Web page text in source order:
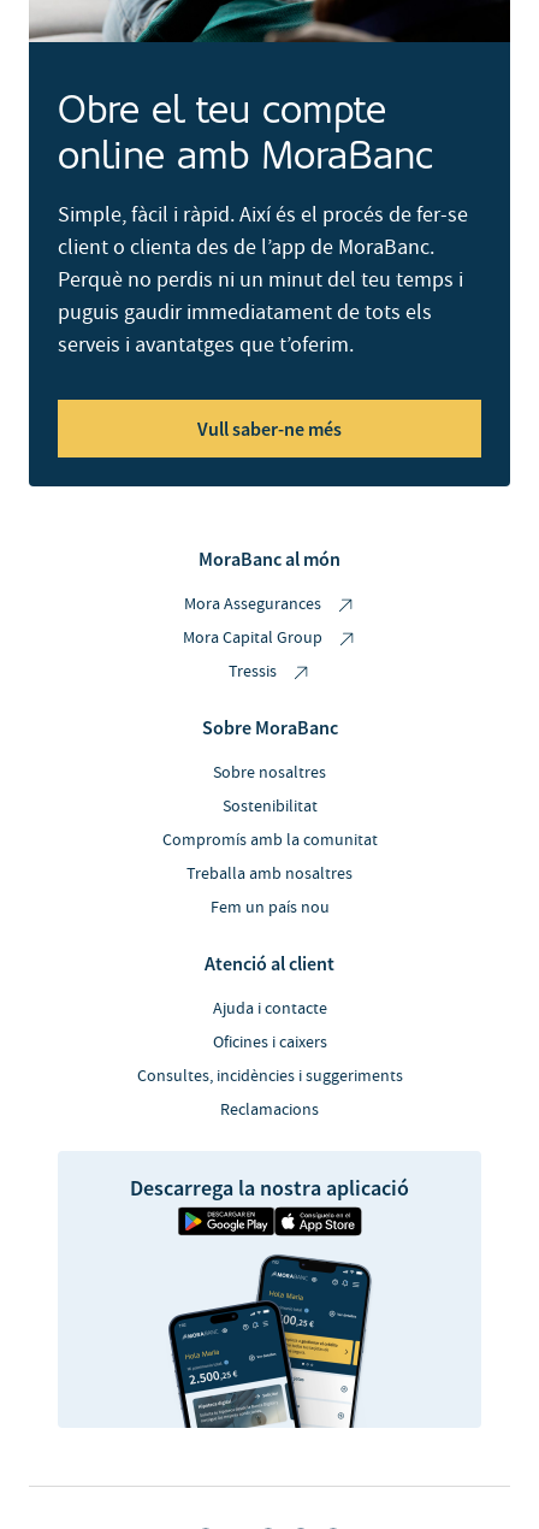
Obre el teu compte
online amb MoraBanc
Simple, fàcil i ràpid. Així és el procés de fer-se
client o clienta des de l’app de MoraBanc.
Perquè no perdis ni un minut del teu temps i
puguis gaudir immediatament de tots els
serveis i avantatges que t’oferim.
Vull saber-ne més
MoraBanc al món
Mora Assegurances
Mora Capital Group
Tressis
Sobre MoraBanc
Sobre nosaltres
Sostenibilitat
Compromís amb la comunitat
Treballa amb nosaltres
Fem un país nou
Atenció al client
Ajuda i contacte
Oficines i caixers
Consultes, incidències i suggeriments
Reclamacions
Descarrega la nostra aplicació